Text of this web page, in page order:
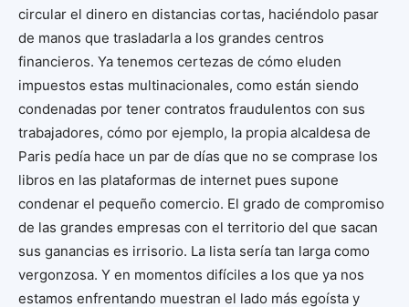
circular el dinero en distancias cortas, haciéndolo pasar
de manos que trasladarla a los grandes centros
financieros. Ya tenemos certezas de cómo eluden
impuestos estas multinacionales, como están siendo
condenadas por tener contratos fraudulentos con sus
trabajadores, cómo por ejemplo, la propia alcaldesa de
Paris pedía hace un par de días que no se comprase los
libros en las plataformas de internet pues supone
condenar el pequeño comercio. El grado de compromiso
de las grandes empresas con el territorio del que sacan
sus ganancias es irrisorio. La lista sería tan larga como
vergonzosa. Y en momentos difíciles a los que ya nos
estamos enfrentando muestran el lado más egoísta y